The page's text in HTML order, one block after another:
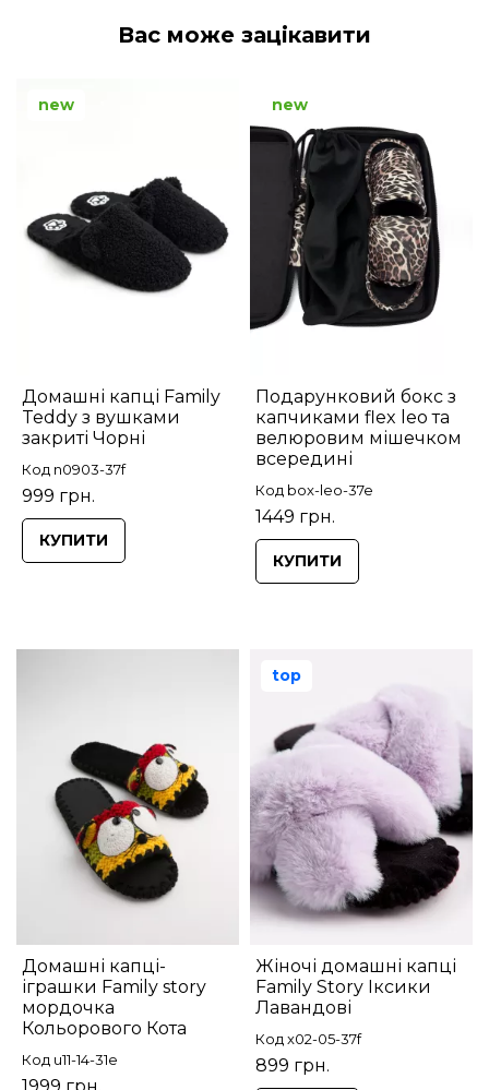
Вас може зацікавити
Домашні капці Family
Teddy з вушками
закриті Чорні
Код n0903-37f
999 грн.
new
КУПИТИ
Подарунковий бокс з
капчиками flex leo та
велюровим мішечком
всередині
Код box-leo-37e
1449 грн.
new
КУПИТИ
Домашні капці-
іграшки Family story
мордочка
Кольорового Кота
Код u11-14-31e
Жіночі домашні капці
Family Story Іксики
Лавандові
Код x02-05-37f
899 грн.
top